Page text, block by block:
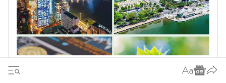
Quyết sách đúng phải được chuyển hóa